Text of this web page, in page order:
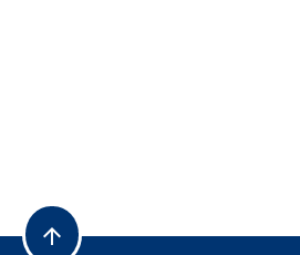
arrow_upward